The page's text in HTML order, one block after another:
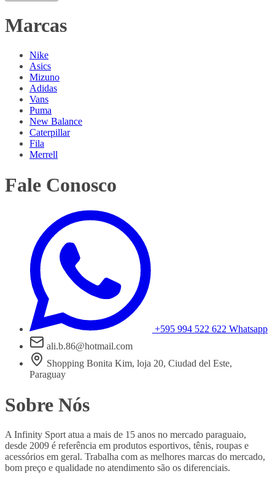
Marcas
Nike
Asics
Mizuno
Adidas
Vans
Puma
New Balance
Caterpillar
Fila
Merrell
Fale Conosco
+595 994 522 622 Whatsapp
ali.b.86@hotmail.com
Shopping Bonita Kim, loja 20, Ciudad del Este,
Paraguay
Sobre Nós
A Infinity Sport atua a mais de 15 anos no mercado paraguaio,
desde 2009 é referência em produtos esportivos, tênis, roupas e
acessórios em geral. Trabalha com as melhores marcas do mercado,
bom preço e qualidade no atendimento são os diferenciais.